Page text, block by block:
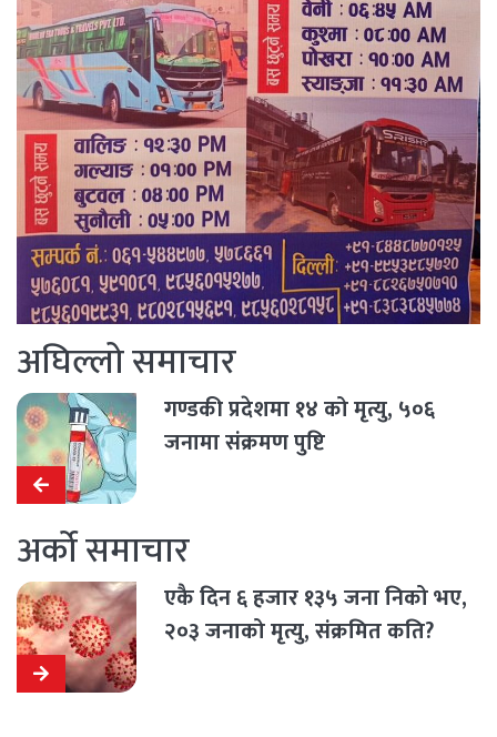
अघिल्लो समाचार
गण्डकी प्रदेशमा १४ को मृत्यु, ५०६
जनामा संक्रमण पुष्टि
अर्को समाचार
एकै दिन ६ हजार १३५ जना निको भए,
२०३ जनाको मृत्यु, संक्रमित कति?